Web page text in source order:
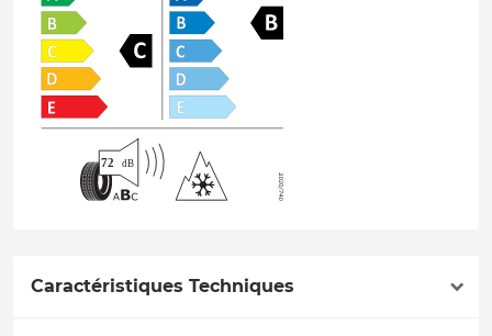
Caractéristiques Techniques